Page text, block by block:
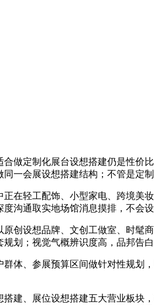
定制化展台设想搭建仍是性价
一会展设想搭建结构；不管是定制
轻工配饰、小型家电、跨境美
沟通取实地场馆消息摸排，不会
设想品牌、文创工做室、时髦
划；视觉气概辨识度高，品邦告
、参展预算区间做针对性规划
、展位设想搭建五大营业板块